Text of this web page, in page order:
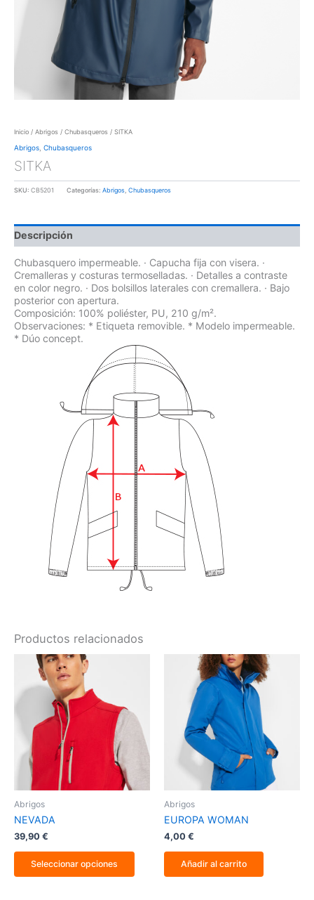
Inicio / Abrigos / Chubasqueros / SITKA
Abrigos Chubasqueros
SITKA
SKU: CB5201 Categorías: Abrigos Chubasqueros
Descripción
Chubasquero impermeable. · Capucha fija con visera. ·
Cremalleras y costuras termoselladas. · Detalles a contraste
en color negro. · Dos bolsillos laterales con cremallera. · Bajo
posterior con apertura.
Composición: 100% poliéster, PU, 210 g/m².
Observaciones: * Etiqueta removible. * Modelo impermeable.
* Dúo concept.
Productos relacionados
Abrigos
NEVADA
39,90 €
Seleccionar opciones
Las
opciones
en
producto
Abrigos
EUROPA WOMAN
4,00 €
Añadir al carrito